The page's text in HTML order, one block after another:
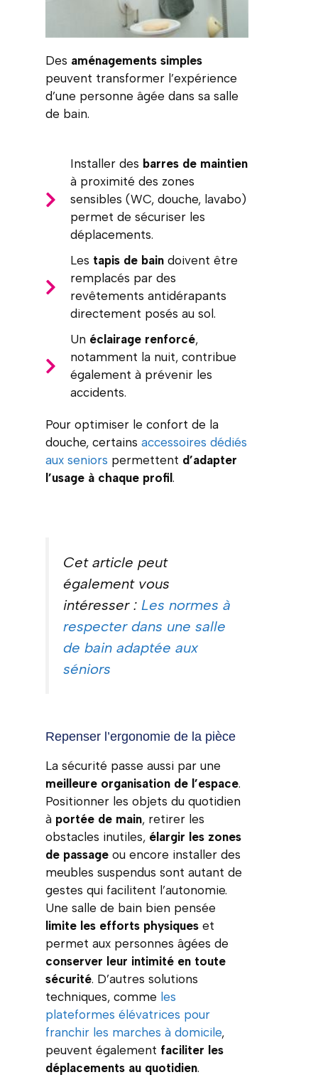
Des aménagements simples
peuvent transformer l’expérience
d’une personne âgée dans sa salle
de bain.
Installer des barres de maintien
à proximité des zones
sensibles (WC, douche, lavabo)
permet de sécuriser les
déplacements.
Les tapis de bain doivent être
remplacés par des
revêtements antidérapants
directement posés au sol.
Un éclairage renforcé,
notamment la nuit, contribue
également à prévenir les
accidents.
Pour optimiser le confort de la
douche, certains accessoires dédiés
aux seniors permettent d’adapter
l’usage à chaque profil .
Cet article peut
également vous
intéresser : Les normes à
respecter dans une salle
de bain adaptée aux
séniors
Repenser l’ergonomie de la pièce
La sécurité passe aussi par une
meilleure organisation de l’espace.
Positionner les objets du quotidien
à portée de main, retirer les
obstacles inutiles, élargir les zones
de passageou encore installer des
meubles suspendus sont autant de
gestes qui facilitent l’autonomie.
Une salle de bain bien pensée
limite les efforts physiqueset
permet aux personnes âgées de
conserver leur intimité en toute
sécurité. D’autres solutions
techniques, comme les
plateformes élévatrices pour
franchir les marches à domicile,
peuvent également faciliter les
déplacements au quotidien.